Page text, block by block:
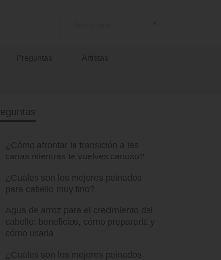
¿Cómo afrontar la transición a las
canas mientras te vuelves canoso?
¿Cuáles son los mejores peinados
para cabello muy fino?
Agua de arroz para el crecimiento del
cabello: beneficios, cómo prepararla y
cómo usarla
¿Cuáles son los mejores peinados